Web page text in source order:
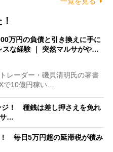
万円の負債と引き換えに手に
スな経験 ｜ 突然マルサがや…
レーダー・磯貝清明氏の著書
で10億円稼い…
ジ！ 種銭は差し押さえを免れ
サ…
！ 毎日5万円超の延滞税が積み